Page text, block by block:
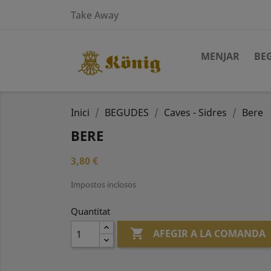
Take Away
MENJAR
Inici BEGUDES Caves - Sidres Bere
BERE
3,80 €
Impostos inclosos
Quantitat
 AFEGIR A LA COMANDA